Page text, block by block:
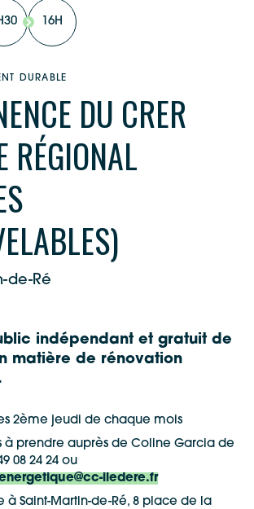
16H
DURABLE
DU CRER
RÉGIONAL
de-Ré
indépendant et gratuit de
matière de rénovation
2ème jeudi de chaque mois
à prendre auprès de Coline Garcia de
08 24 24 ou
iledere.fr
à Saint-Martin-de-Ré, 8 place de la